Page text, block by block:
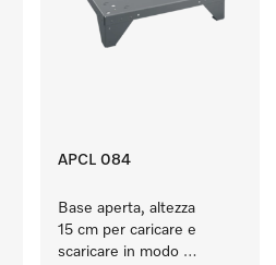
APCL 084
Base aperta, altezza
15 cm per caricare e
scaricare in modo